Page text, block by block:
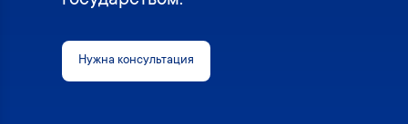
Нужна консультация